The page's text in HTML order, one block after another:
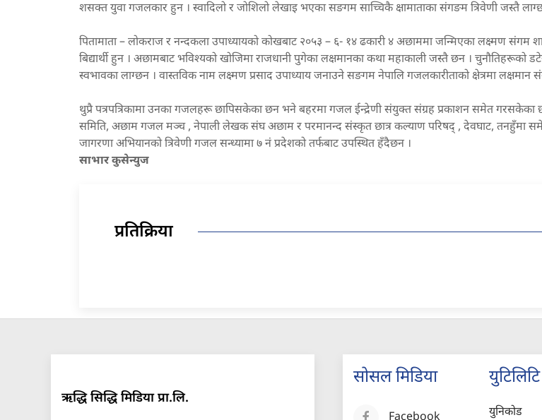
शसक्त युवा गजलकार हुन । स्वादिलो र जोशिलो लेखाइ भएका सङगम साच्चिकै क्षामाताका संगङम त्रिवेणी जस्तै
पितामाता – लोकराज र नन्दकला उपाध्यायको कोखबाट २०५३ – ६- १४ ढकारी ४ अछाममा जन्मिएका लक्ष्मण संगम
बिद्यार्थी हुन । अछामबाट भविश्यको खोजिमा राजधानी पुगेका लक्षमानका कथा महाकाली जस्तै छन । चुनौतिहरूको
स्वभावका लाग्छन । वास्तविक नाम लक्ष्मण प्रसाद उपाध्याय जनाउने सङगम नेपालि गजलकारीताको क्षेत्रमा
थुप्रै पत्रपत्रिकामा उनका गजलहरू छापिसकेका छन भने बहरमा गजल ईन्द्रेणी संयुक्त संग्रह प्रकाशन समेत गरसकेका
समिति, अछाम गजल मञ्च , नेपाली लेखक संघ अछाम र परमानन्द संस्कृत छात्र कल्याण परिषद् , देवघाट, तनहुँमा
जागरणा अभियानको त्रिवेणी गजल सन्ध्यामा ७ नं प्रदेशको तर्फबाट उपस्थित हँदैछन ।
साभार कुसेन्युज
प्रतिक्रिया
ऋद्धि सिद्धि मिडिया प्रा.लि.
सोसल मिडिया युटिलिटि
युनिकोड